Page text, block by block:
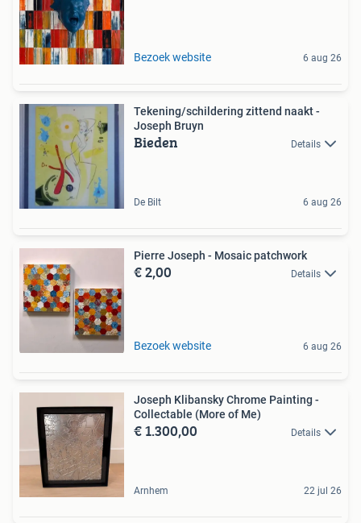
Bezoek website 6 aug 26
Tekening/schildering zittend naakt -
Joseph Bruyn
Bieden Details
De Bilt 6 aug 26
Pierre Joseph - Mosaic patchwork
€ 2,00 Details
Bezoek website 6 aug 26
Joseph Klibansky Chrome Painting -
Collectable (More of Me)
€ 1.300,00 Details
Arnhem 22 jul 26